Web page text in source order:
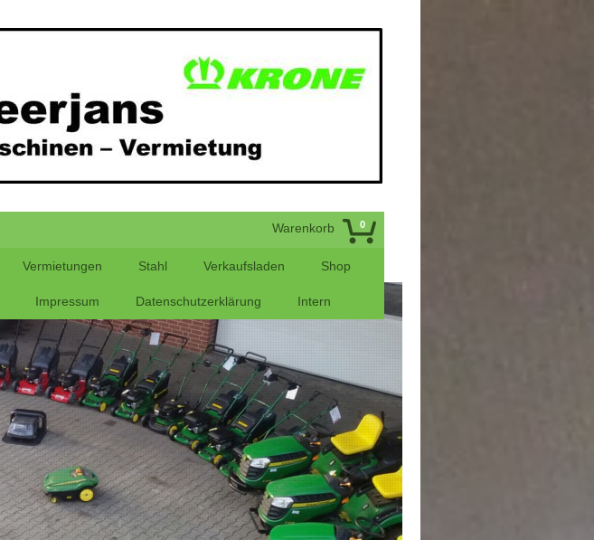
0
Warenkorb
Vermietungen Stahl Verkaufsladen Shop
Impressum Datenschutzerklärung Intern